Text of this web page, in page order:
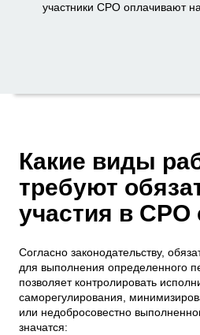
участники СРО оплачивают
Какие виды
требуют
участия в СРО
Согласно законодательству,
для выполнения определенного
позволяет контролировать
саморегулирования,
или недобросовестно
значатся: